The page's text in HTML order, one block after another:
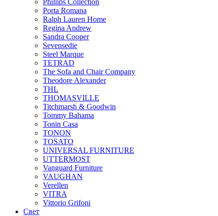
Phillips Collection
Porta Romana
Ralph Lauren Home
Regina Andrew
Sandra Cooper
Sevensedie
Steel Marque
TETRAD
The Sofa and Chair Company
Theodore Alexander
THL
THOMASVILLE
Titchmarsh & Goodwin
Tommy Bahama
Tonin Casa
TONON
TOSATO
UNIVERSAL FURNITURE
UTTERMOST
Vanguard Furniture
VAUGHAN
Verellen
VITRA
Vittorio Grifoni
Свет